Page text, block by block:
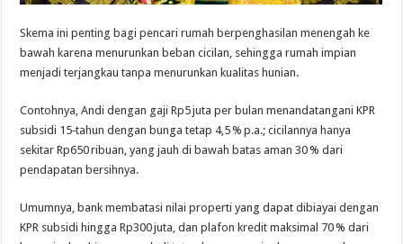
Skema ini penting bagi pencari rumah berpenghasilan menengah ke
bawah karena menurunkan beban cicilan, sehingga rumah impian
menjadi terjangkau tanpa menurunkan kualitas hunian.
Contohnya, Andi dengan gaji Rp5 juta per bulan menandatangani KPR
subsidi 15‑tahun dengan bunga tetap 4,5 % p.a.; cicilannya hanya
sekitar Rp650 ribuan, yang jauh di bawah batas aman 30 % dari
pendapatan bersihnya.
Umumnya, bank membatasi nilai properti yang dapat dibiayai dengan
KPR subsidi hingga Rp300 juta, dan plafon kredit maksimal 70 % dari